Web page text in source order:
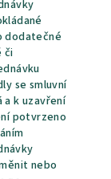
dodatečné
či
se smluvní
k uzavření
potvrzeno
nebo